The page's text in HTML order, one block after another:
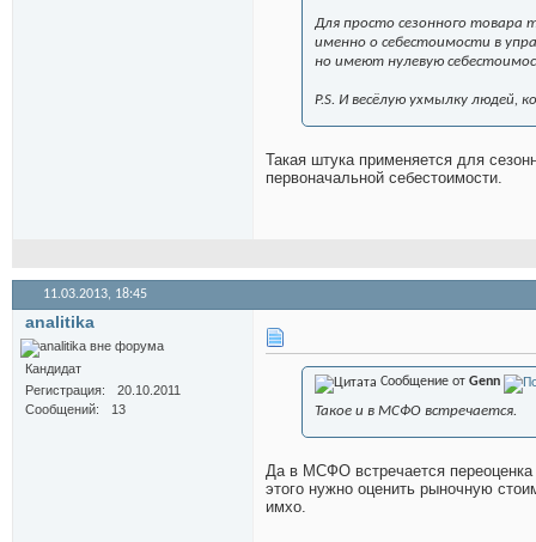
Для просто сезонного товара
именно о себестоимости в
но имеют нулевую
P.S. И весёлую ухмылку людей,
Такая штука применяется для
первоначальной себестоимости.
11.03.2013, 18:45
analitika
Кандидат
Регистрация
20.10.2011
Сообщений
13
Сообщение от Genn
Такое и в МСФО встречается.
Да в МСФО встречается
этого нужно оценить рыночную
имхо.